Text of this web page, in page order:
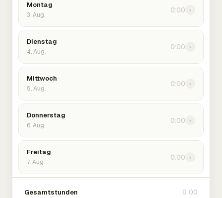
Montag
3. Aug.
0:00 ›
Dienstag
4. Aug.
0:00 ›
Mittwoch
5. Aug.
0:00 ›
Donnerstag
6. Aug.
0:00 ›
Freitag
7. Aug.
0:00 ›
Gesamtstunden 0:00